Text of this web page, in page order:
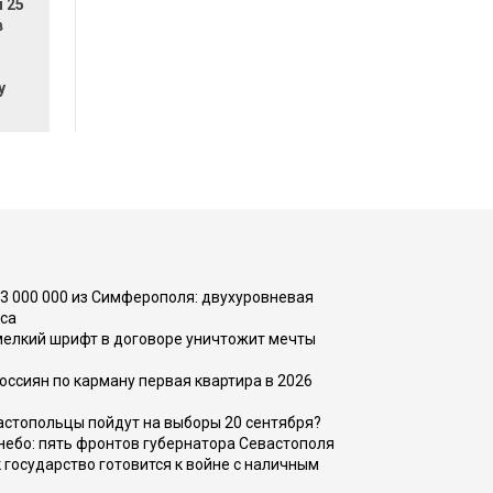
25
000 000 из Симферополя: двухуровневая
шрифт в договоре уничтожит мечты
по карману первая квартира в 2026
пойдут на выборы 20 сентября?
пять фронтов губернатора Севастополя
готовится к войне с наличным